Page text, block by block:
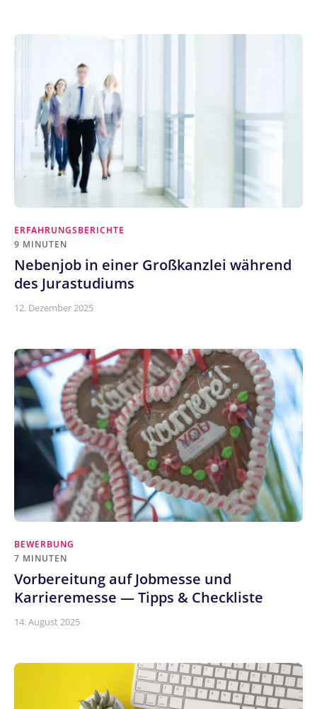
ERFAHRUNGSBERICHTE
9 MINUTEN
Nebenjob in einer Großkanzlei während
des Jurastudiums
12. Dezember 2025
BEWERBUNG
7 MINUTEN
Vorbereitung auf Jobmesse und
Karrieremesse — Tipps & Checkliste
14. August 2025